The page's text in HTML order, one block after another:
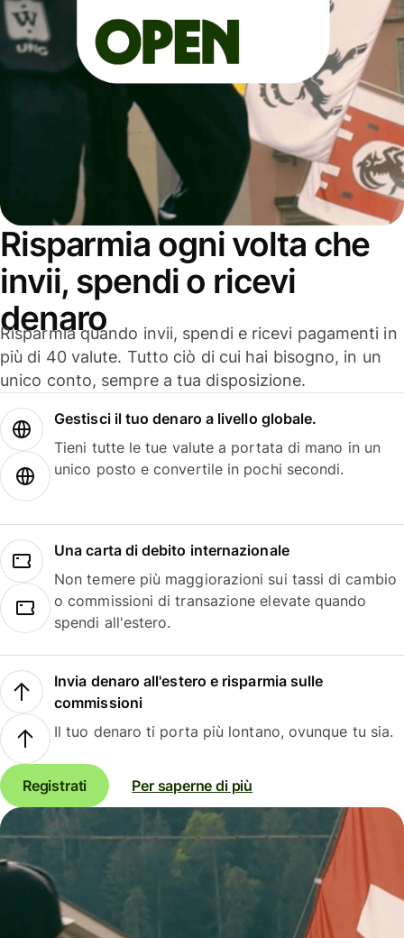
Risparmia ogni volta che
invii, spendi o ricevi
denaro
Risparmia quando invii, spendi e ricevi pagamenti in
più di 40 valute. Tutto ciò di cui hai bisogno, in un
unico conto, sempre a tua disposizione.
Gestisci il tuo denaro a livello globale.
Tieni tutte le tue valute a portata di mano in un
unico posto e convertile in pochi secondi.
Una carta di debito internazionale
Non temere più maggiorazioni sui tassi di cambio
o commissioni di transazione elevate quando
spendi all'estero.
Invia denaro all'estero e risparmia sulle
commissioni
Il tuo denaro ti porta più lontano, ovunque tu sia.
Registrati Per saperne di più